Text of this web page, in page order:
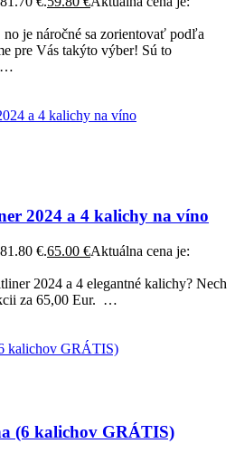
je náročné sa zorientovať podľa
pre Vás takýto výber! Sú to
2024 a 4 kalichy na víno
€.65.00 €Aktuálna cena je:
2024 a 4 elegantné kalichy? Nech
za 65,00 Eur. …
(6 kalichov GRÁTIS)